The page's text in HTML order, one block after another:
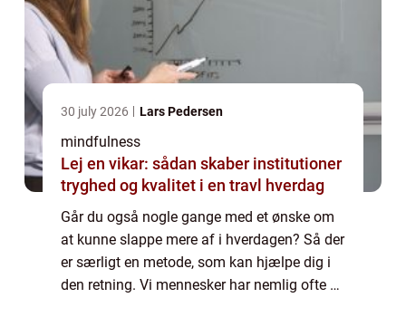
30 july 2026 Lars Pedersen
mindfulness
Lej en vikar: sådan skaber institutioner
tryghed og kvalitet i en travl hverdag
Går du også nogle gange med et ønske om
at kunne slappe mere af i hverdagen? Så der
er særligt en metode, som kan hjælpe dig i
den retning. Vi mennesker har nemlig ofte en